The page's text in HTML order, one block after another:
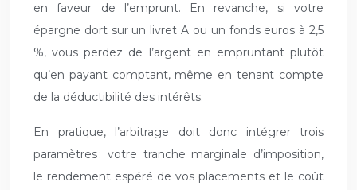
en faveur de l’emprunt. En revanche, si votre
épargne dort sur un livret A ou un fonds euros à 2,5
%, vous perdez de l’argent en empruntant plutôt
qu’en payant comptant, même en tenant compte
de la déductibilité des intérêts.
En pratique, l’arbitrage doit donc intégrer trois
paramètres : votre tranche marginale d’imposition,
le rendement espéré de vos placements et le coût